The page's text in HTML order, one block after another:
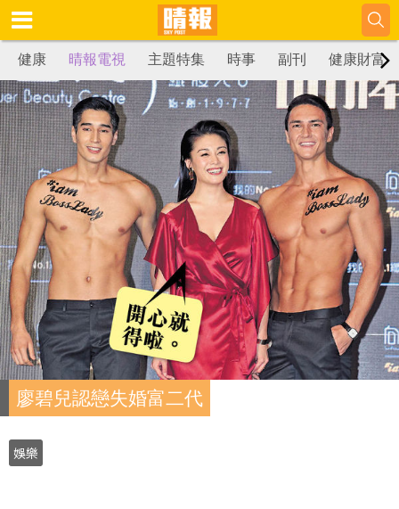
健康 晴報電視 主題特集 時事 副刊 健康財富
廖碧兒認戀失婚富二代
娛樂